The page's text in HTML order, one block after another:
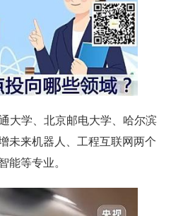
大学、北京邮电大学、哈尔滨
未来机器人、工程互联网两个
能等专业。